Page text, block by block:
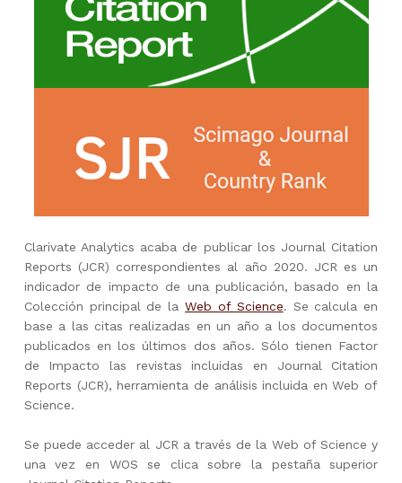
Clarivate Analytics acaba de publicar los Journal Citation
Reports (JCR) correspondientes al año 2020. JCR es un
indicador de impacto de una publicación, basado en la
Colección principal de laWeb of Science. Se calcula en
base a las citas realizadas en un año a los documentos
publicados en los últimos dos años. Sólo tienen Factor
de Impacto las revistas incluidas en Journal Citation
Reports (JCR), herramienta de análisis incluida en Web of
Science.
Se puede acceder al JCR a través de la Web of Science y
una vez en WOS se clica sobre la pestaña superior